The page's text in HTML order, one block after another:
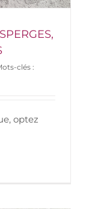
clés :
optez